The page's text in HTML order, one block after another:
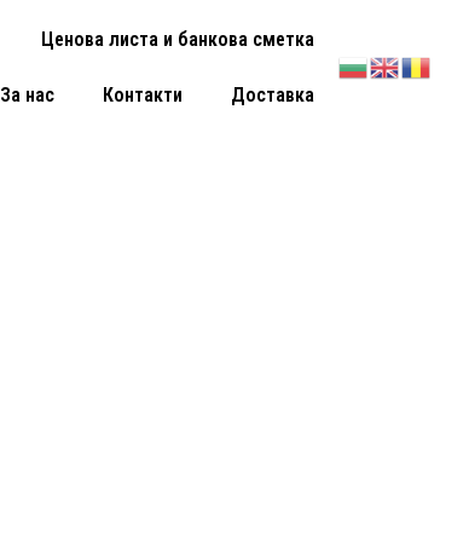
Ценова листа и банкова сметка
За нас Контакти Доставка